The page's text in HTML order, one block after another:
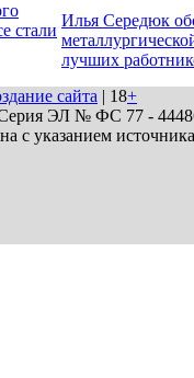
стали
Илья Середюк
лучших
сайта | 18+
ЭЛ № ФС 77 - 44486
с указанием